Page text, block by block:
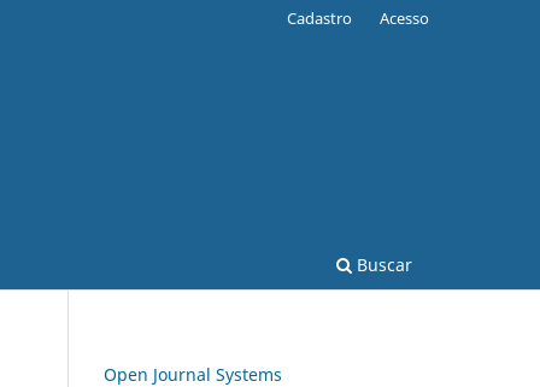
Buscar
Cadastro Acesso
Open Journal Systems